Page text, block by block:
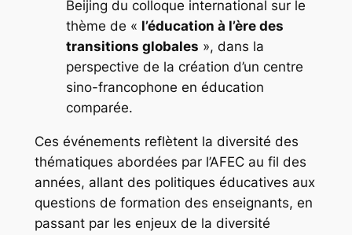
Beijing du colloque international sur le
thème de « l’éducation à l’ère des
transitions globales », dans la
perspective de la création d’un centre
sino-francophone en éducation
comparée.
Ces événements reflètent la diversité des
thématiques abordées par l’AFEC au fil des
années, allant des politiques éducatives aux
questions de formation des enseignants, en
passant par les enjeux de la diversité